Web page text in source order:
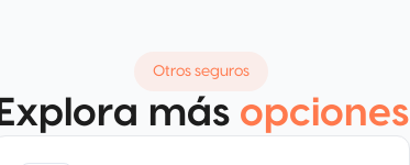
Otros seguros
Explora más opciones